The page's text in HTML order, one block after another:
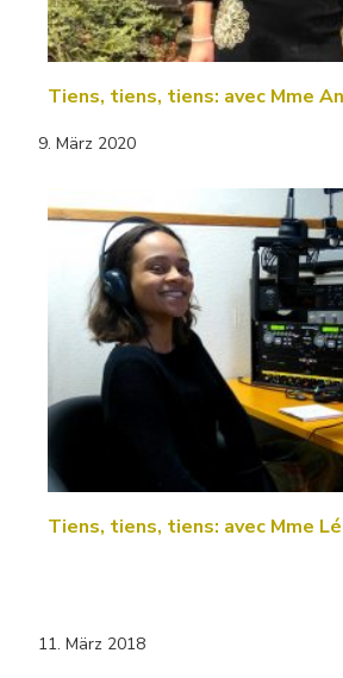
Tiens, tiens, tiens: avec Mme
9. März 2020
Tiens, tiens, tiens: avec Mme
11. März 2018